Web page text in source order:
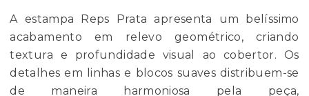
A estampa Reps Prata apresenta um belíssimo
acabamento em relevo geométrico, criando
textura e profundidade visual ao cobertor. Os
detalhes em linhas e blocos suaves distribuem-se
de maneira harmoniosa pela peça,